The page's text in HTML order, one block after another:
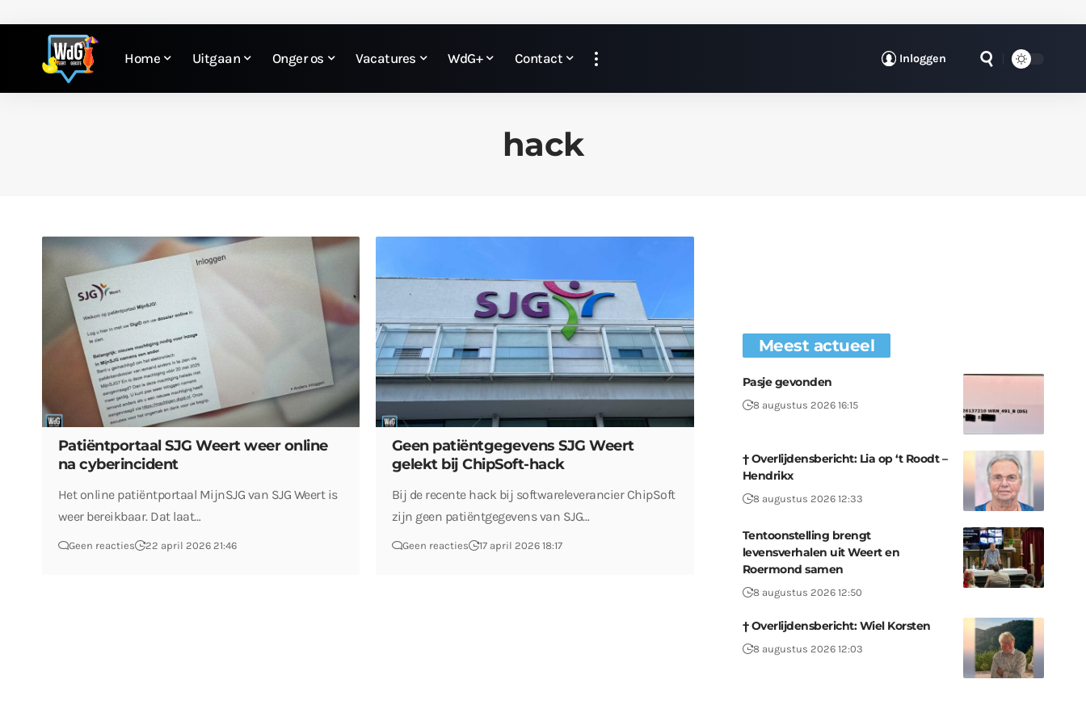
Home Uitgaan Onger os Vacatures WdG+ Contact Inloggen
hack
Patiëntportaal SJG Weert weer online
na cyberincident
Het online patiëntportaal MijnSJG van SJG Weert is
weer bereikbaar. Dat laat…
Geen reacties 22 april 2026 21:46
Geen patiëntgegevens SJG Weert
gelekt bij ChipSoft-hack
Bij de recente hack bij softwareleverancier ChipSoft
zijn geen patiëntgegevens van SJG…
Geen reacties 17 april 2026 18:17
Meest actueel
Pasje gevonden
8 augustus 2026 16:15
† Overlijdensbericht: Lia op ‘t Roodt –
Hendrikx
8 augustus 2026 12:33
Tentoonstelling brengt
levensverhalen uit Weert en
Roermond samen
8 augustus 2026 12:50
† Overlijdensbericht: Wiel Korsten
8 augustus 2026 12:03